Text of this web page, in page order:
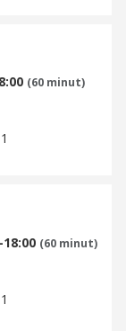
(60 minut)
(60 minut)